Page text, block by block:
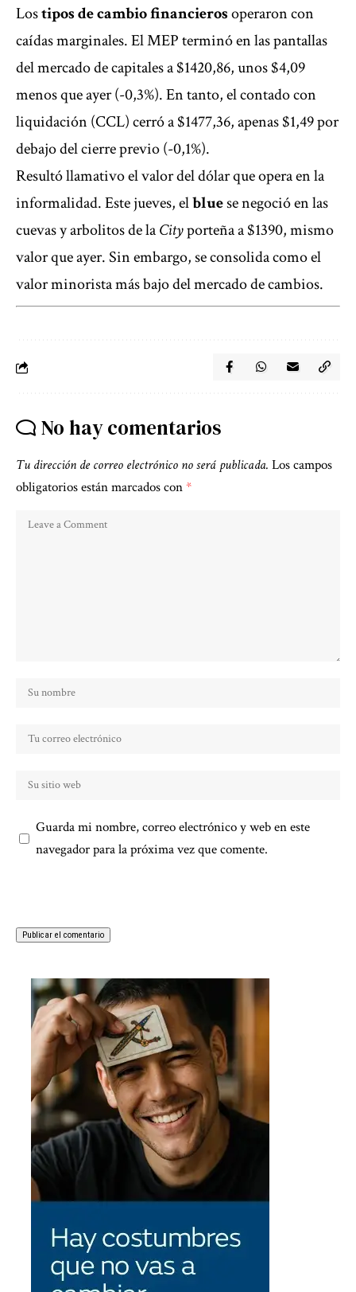
Lostipos de cambio financierosoperaron con
caídas marginales. El MEP terminó en las pantallas
del mercado de capitales a $1420,86, unos $4,09
menos que ayer (-0,3%). En tanto, el contado con
liquidación (CCL) cerró a $1477,36, apenas $1,49 por
debajo del cierre previo (-0,1%).
Resultó llamativo el valor del dólar que opera en la
informalidad. Este jueves, elbluese negoció en las
cuevas y arbolitos de laCityporteña a $1390, mismo
valor que ayer. Sin embargo, se consolida como el
valor minorista más bajo del mercado de cambios.
No hay comentarios
Tu dirección de correo electrónico no será publicada. Los campos
obligatorios están marcados con*
Guarda mi nombre, correo electrónico y web en este
navegador para la próxima vez que comente.